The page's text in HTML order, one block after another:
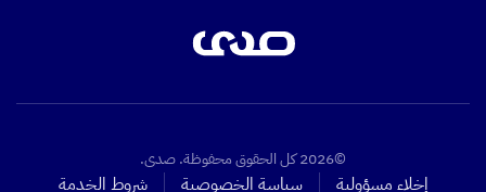
©2026 كل الحقوق محفوظة. صدى.
إخلاء مسؤولية سياسة الخصوصية شروط الخدمة